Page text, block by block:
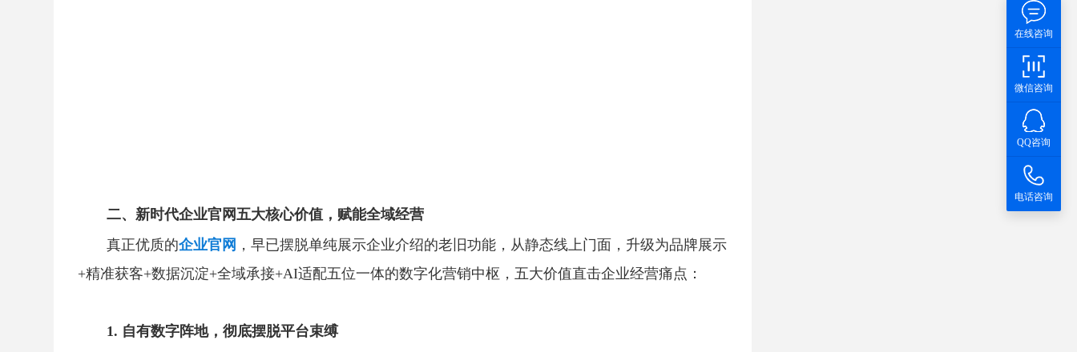
二、新时代企业官网五大核心价值，赋能全域经营
真正优质的企业官网 ，早已摆脱单纯展示企业介绍的老旧功能，从静态线上门面，升级为品牌展示
+精准获客+数据沉淀+全域承接+AI适配五位一体的数字化营销中枢，五大价值直击企业经营痛点：
1. 自有数字阵地，彻底摆脱平台束缚
在线咨询
微信咨询
QQ咨询
电话咨询